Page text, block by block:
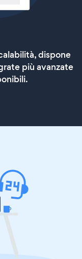
dispone
più avanzate